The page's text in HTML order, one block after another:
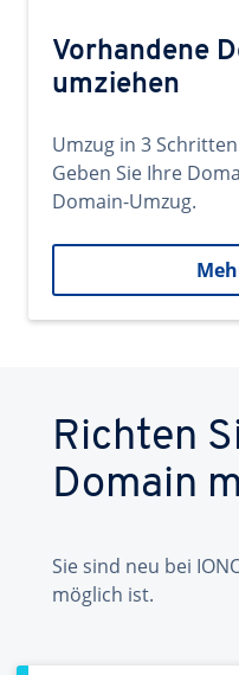
Vorhandene
umziehen
Umzug in 3
Geben Sie Ihre
Domain-Umzug.
Richten
Domain
Sie sind neu bei
möglich ist.